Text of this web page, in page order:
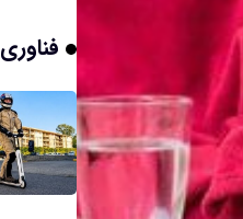
فناوری